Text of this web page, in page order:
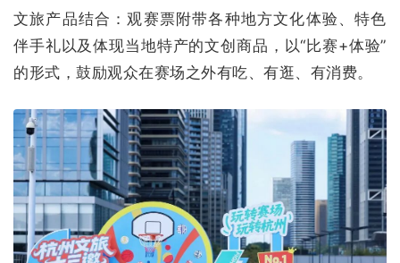
文旅产品结合：观赛票附带各种地方文化体验、特色
伴手礼以及体现当地特产的文创商品，以“比赛+体验”
的形式，鼓励观众在赛场之外有吃、有逛、有消费。